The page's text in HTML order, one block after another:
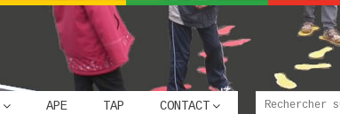
APE TAP CONTACT